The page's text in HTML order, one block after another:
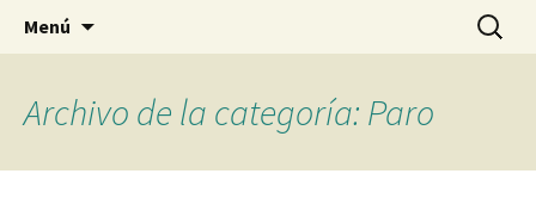
dlacalle.com
Blog de Daniel Lacalle
Menú Buscar:
Archivo de la categoría: Paro